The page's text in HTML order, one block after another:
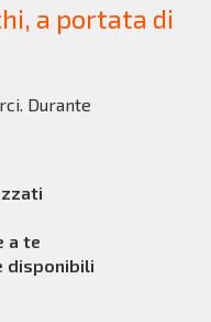
a portata di
Durante
a te
disponibili